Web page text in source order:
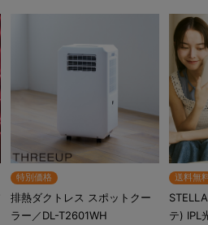
特別価格
排熱ダクトレス スポットクー
ラー／DL-T2601WH
送料無
テ) IPL